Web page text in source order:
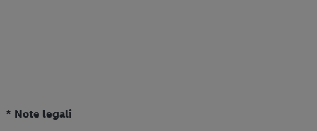
* Note legali